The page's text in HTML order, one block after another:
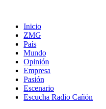
Inicio
ZMG
País
Mundo
Opinión
Empresa
Pasión
Escenario
Escucha Radio Cañón